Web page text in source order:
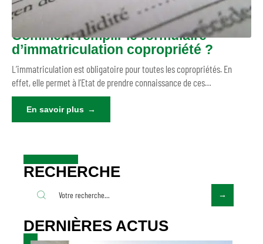
Comment remplir le formulaire
d’immatriculation copropriété ?
L’immatriculation est obligatoire pour toutes les copropriétés. En
effet, elle permet à l’Etat de prendre connaissance de ces…
En savoir plus
RECHERCHE
DERNIÈRES ACTUS